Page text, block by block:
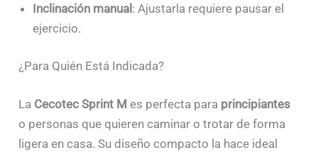
Inclinación manual: Ajustarla requiere pausar el
ejercicio.
¿Para Quién Está Indicada?
La Cecotec Sprint M es perfecta para principiantes
o personas que quieren caminar o trotar de forma
ligera en casa. Su diseño compacto la hace ideal